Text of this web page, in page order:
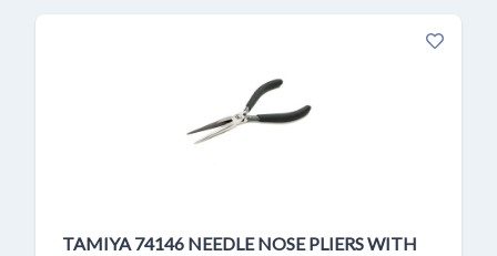
TAMIYA 74146 NEEDLE NOSE PLIERS WITH